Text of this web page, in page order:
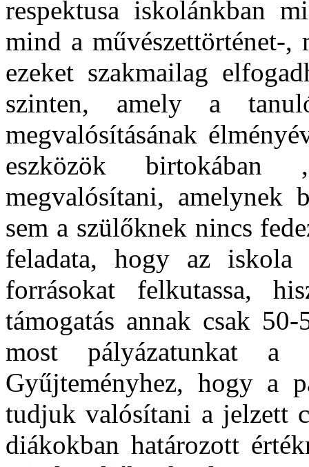
respektusa iskolánkban
mind a művészettörténet-,
ezeket szakmailag
szinten, amely a
megvalósításának
eszközök
megvalósítani, amelynek
sem a szülőknek nincs
feladata, hogy az iskola
forrásokat felkutassa,
támogatás annak csak
most pályázatunkat a
Gyűjteményhez, hogy a
tudjuk valósítani a jelzett
diákokban határozott